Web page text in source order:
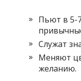
Пьют в 5-
Служат
Меняют
желанию.